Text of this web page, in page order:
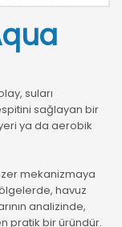
suları
sağlayan bir
ya da aerobik
mekanizmaya
havuz
analizinde,
pratik bir üründür.